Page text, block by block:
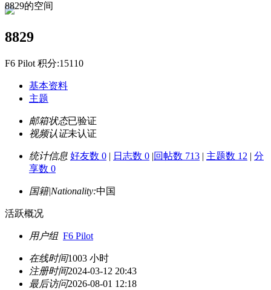
8829的空间
8829
F6 Pilot 积分:15110
基本资料
主题
邮箱状态已验证
视频认证未认证
统计信息 好友数 0 | 日志数 0 |回帖数 713 | 主题数 12 | 分
享数 0
国籍|Nationality:中国
活跃概况
用户组 F6 Pilot
在线时间1003 小时
注册时间2024-03-12 20:43
最后访问2026-08-01 12:18